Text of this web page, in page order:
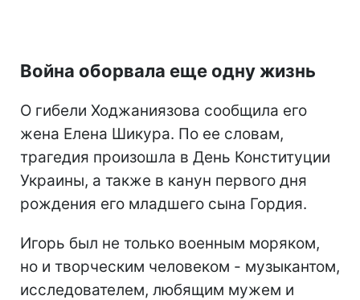
Война оборвала еще одну жизнь
О гибели Ходжаниязова сообщила его
жена Елена Шикура. По ее словам,
трагедия произошла в День Конституции
Украины, а также в канун первого дня
рождения его младшего сына Гордия.
Игорь был не только военным моряком,
но и творческим человеком - музыкантом,
исследователем, любящим мужем и